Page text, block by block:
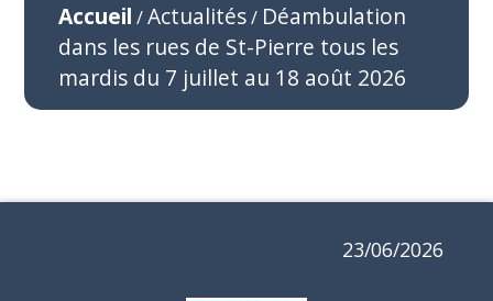
Accueil /Actualités/ Déambulation
dans les rues de St-Pierre tous les
mardis du 7 juillet au 18 août 2026
23/06/2026